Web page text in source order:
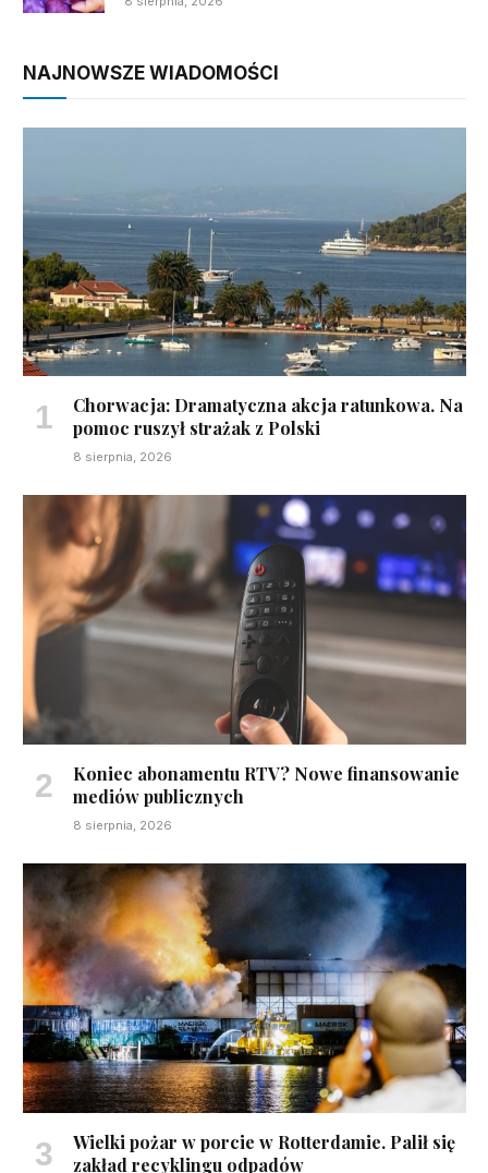
NAJNOWSZE WIADOMOŚCI
Chorwacja: Dramatyczna akcja ratunkowa. Na
pomoc ruszył strażak z Polski
8 sierpnia, 2026
Koniec abonamentu RTV? Nowe finansowanie
mediów publicznych
8 sierpnia, 2026
Wielki pożar w porcie w Rotterdamie. Palił się
zakład recyklingu odpadów